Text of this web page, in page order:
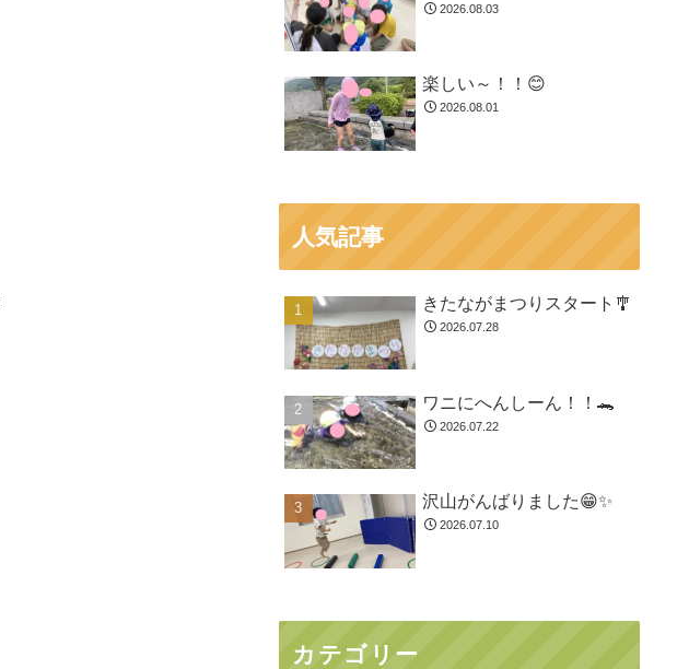
2026.08.03
楽しい～！！😊
2026.08.01
人気記事
きたながまつりスタート🎐
2026.07.28
ワニにへんしーん！！🐊
2026.07.22
沢山がんばりました😁✨
2026.07.10
カテゴリー